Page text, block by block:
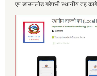
एप डाउनलोड गरेपछी स्थानीय तह